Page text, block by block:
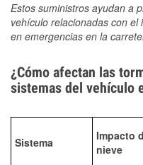
Estos suministros ayudan a
vehículo relacionadas con
en emergencias en la
¿Cómo afectan las
sistemas del vehículo
Sistema
Impacto
nieve